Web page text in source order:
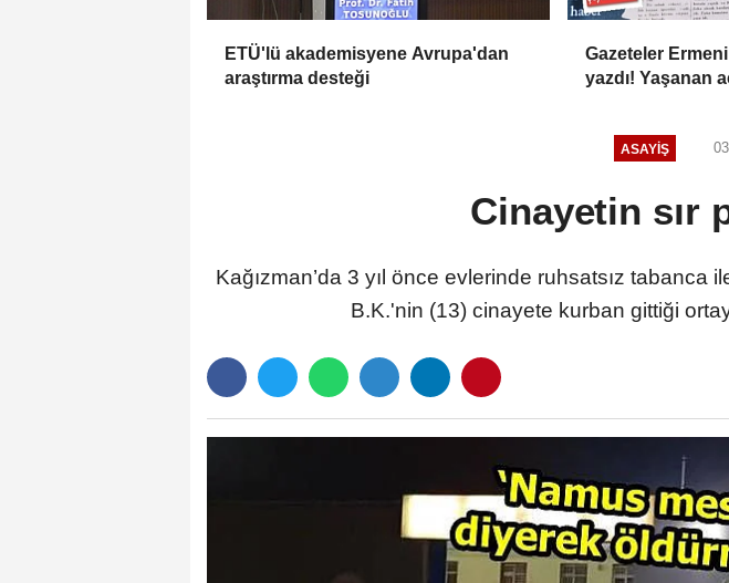
ETÜ'lü akademisyene Avrupa'dan
araştırma desteği
Gazeteler
yazdı! Yaşanan
ASAYİŞ
Cinayetin sır
Kağızman’da 3 yıl önce evlerinde ruhsatsız
B.K.'nin (13) cinayete kurban gittiği